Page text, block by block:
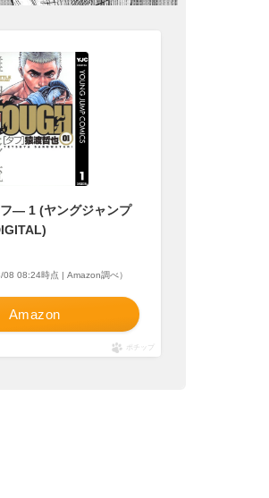
― 1 (ヤングジャンプ
08 08:24時点 | Amazon調べ）
Amazon
ポチップ